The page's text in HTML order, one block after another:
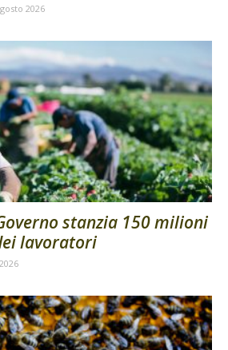
2026
stanzia 150 milioni
lavoratori